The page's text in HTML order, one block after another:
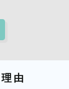
理 由